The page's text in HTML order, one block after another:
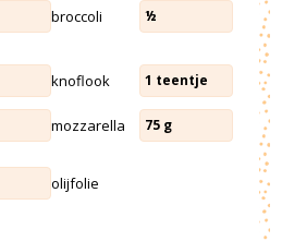
broccoli ½
knoflook 1 teentje
mozzarella 75 g
olijfolie